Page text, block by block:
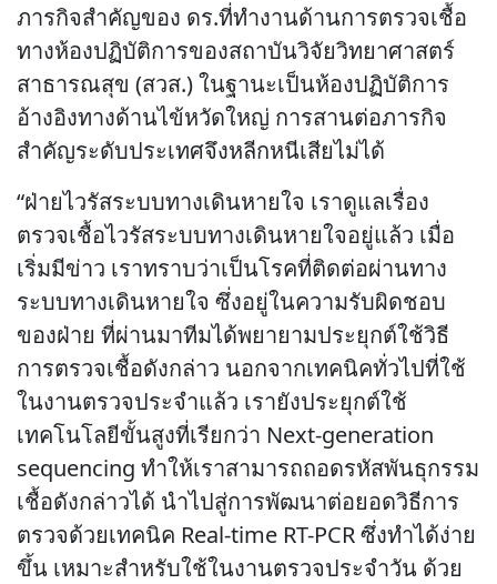
ภารกิจสำคัญของ ดร.ที่ทำงานด้านการตรวจเชื้อ
ทางห้องปฏิบัติการของสถาบันวิจัยวิทยาศาสตร์
สาธารณสุข (สวส.) ในฐานะเป็นห้องปฏิบัติการ
อ้างอิงทางด้านไข้หวัดใหญ่ การสานต่อภารกิจ
สำคัญระดับประเทศจึงหลีกหนีเสียไม่ได้
“ฝ่ายไวรัสระบบทางเดินหายใจ เราดูแลเรื่อง
ตรวจเชื้อไวรัสระบบทางเดินหายใจอยู่แล้ว เมื่อ
เริ่มมีข่าว เราทราบว่าเป็นโรคที่ติดต่อผ่านทาง
ระบบทางเดินหายใจ ซึ่งอยู่ในความรับผิดชอบ
ของฝ่าย ที่ผ่านมาทีมได้พยายามประยุกต์ใช้วิธี
การตรวจเชื้อดังกล่าว นอกจากเทคนิคทั่วไปที่ใช้
ในงานตรวจประจำแล้ว เรายังประยุกต์ใช้
เทคโนโลยีขั้นสูงที่เรียกว่า Next-generation
sequencing ทำให้เราสามารถถอดรหัสพันธุกรรม
เชื้อดังกล่าวได้ นำไปสู่การพัฒนาต่อยอดวิธีการ
ตรวจด้วยเทคนิค Real-time RT-PCR ซึ่งทำได้ง่าย
ขึ้น เหมาะสำหรับใช้ในงานตรวจประจำวัน ด้วย